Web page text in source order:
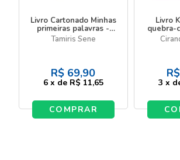
Livro Cartonado Minhas
primeiras palavras -
Livro com pelúcia e
Tamiris Sene
R$ 69,90
6 x de R$ 11,65
COMPRAR
Livro
quebra-
R$
3 x